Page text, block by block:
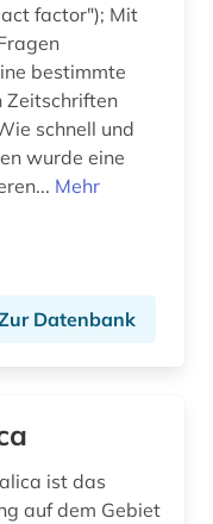
factor"); Mit
Zeitschriften
schnell und
wurde eine
Mehr
Datenbank
ist das
auf dem Gebiet